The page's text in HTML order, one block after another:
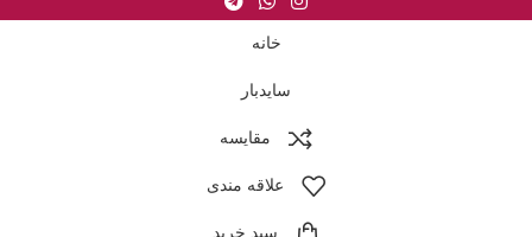
خانه
سایدبار
مقایسه
علاقه مندی
سبد خرید